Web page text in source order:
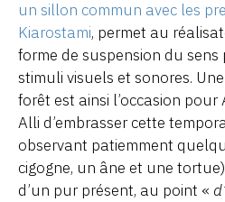
un sillon commun avec les
Kiarostami, permet au
forme de suspension du
stimuli visuels et sonores.
forêt est ainsi l’occasion pour
Alli d’embrasser cette
observant patiemment
cigogne, un âne et une
d’un pur présent, au point «